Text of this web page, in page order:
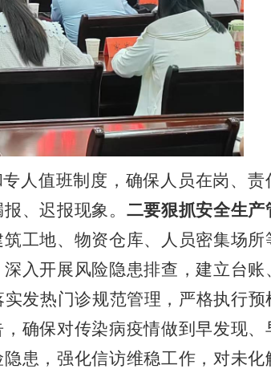
人值班制度，确保人员在岗、责
、迟报现象。 二要狠抓安全生产
工地、物资仓库、人员密集场所
入开展风险隐患排查，建立台账
发热门诊规范管理，严格执行预
确保对传染病疫情做到早发现、
患，强化信访维稳工作，对未化